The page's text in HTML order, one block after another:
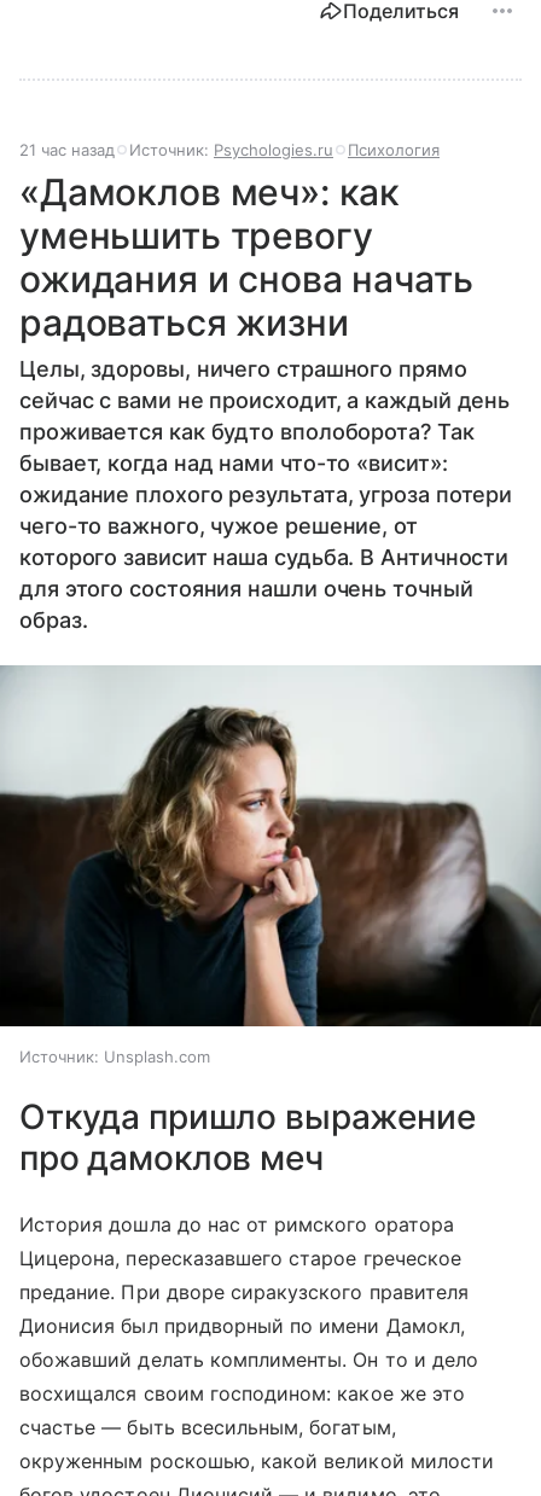
Поделиться
21 час назад Источник: Psychologies.ru Психология
«Дамоклов меч»: как
уменьшить тревогу
ожидания и снова начать
радоваться жизни
Целы, здоровы, ничего страшного прямо
сейчас с вами не происходит, а каждый день
проживается как будто вполоборота? Так
бывает, когда над нами что-то «висит»:
ожидание плохого результата, угроза потери
чего-то важного, чужое решение, от
которого зависит наша судьба. В Античности
для этого состояния нашли очень точный
образ.
Источник: Unsplash.com
Откуда пришло выражение
про дамоклов меч
История дошла до нас от римского оратора
Цицерона, пересказавшего старое греческое
предание. При дворе сиракузского правителя
Дионисия был придворный по имени Дамокл,
обожавший делать комплименты. Он то и дело
восхищался своим господином: какое же это
счастье — быть всесильным, богатым,
окруженным роскошью, какой великой милости